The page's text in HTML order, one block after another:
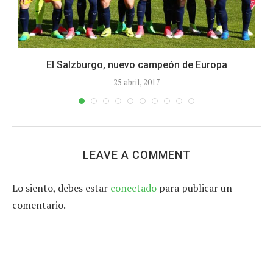
El Salzburgo, nuevo campeón de Europa
25 abril, 2017
LEAVE A COMMENT
Lo siento, debes estar conectado para publicar un
comentario.